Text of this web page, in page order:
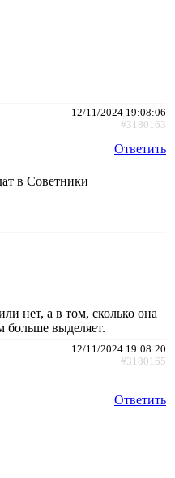
12/11/2024 19:08:06
#3180163
Ответить
в Советники
нет, а в том, сколько она
больше выделяет.
12/11/2024 19:08:20
#3180165
Ответить